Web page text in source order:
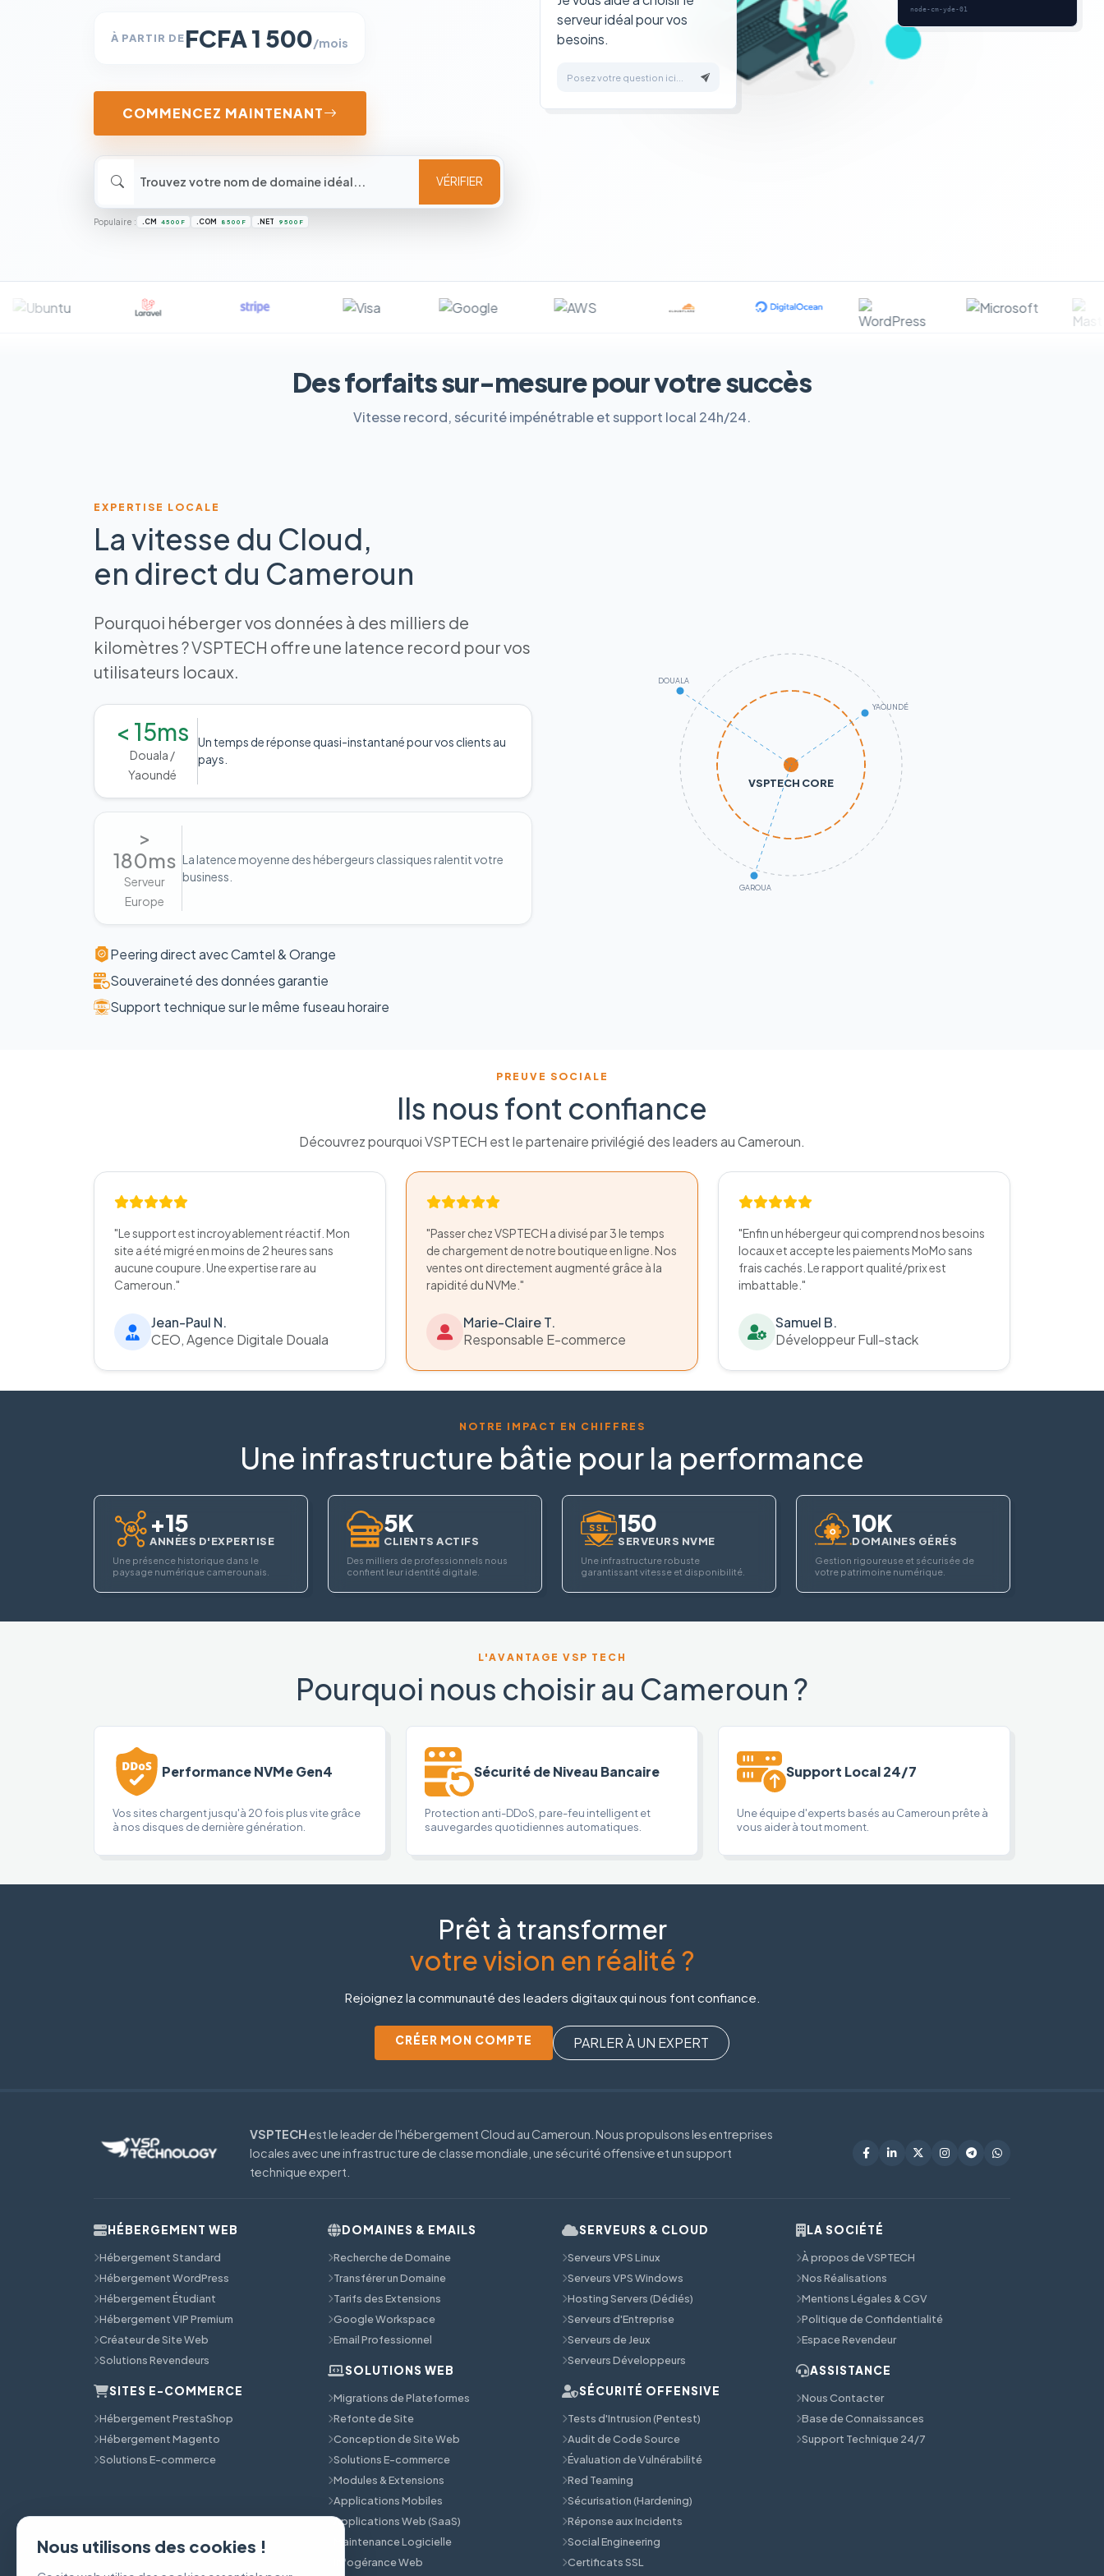
À PARTIR DEFCFA 1 500/mois
COMMENCEZ MAINTENANT
VÉRIFIER
Populaire : .CM 4 500 F .COM 8 500 F .NET 9 500 F
serveur idéal pour vos
besoins.
Posez votre question ici...
node-cm-yde-01
Des forfaits sur-mesure pour votre succès
Vitesse record, sécurité impénétrable et support local 24h/24.
EXPERTISE LOCALE
La vitesse du Cloud,
en direct du Cameroun
Pourquoi héberger vos données à des milliers de
kilomètres ? VSPTECH offre une latence record pour vos
utilisateurs locaux.
< 15ms
Douala /
Yaoundé
Un temps de réponse quasi-instantané pour vos clients au
pays.
>
180ms
Serveur
Europe
La latence moyenne des hébergeurs classiques ralentit votre
business.
Peering direct avec Camtel & Orange
Souveraineté des données garantie
Support technique sur le même fuseau horaire
VSPTECH CORE
DOUALA
YAOUNDÉ
GAROUA
PREUVE SOCIALE
Ils nous font confiance
Découvrez pourquoi VSPTECH est le partenaire privilégié des leaders au Cameroun.
"Le support est incroyablement réactif. Mon
site a été migré en moins de 2 heures sans
aucune coupure. Une expertise rare au
Cameroun."
Jean-Paul N.
CEO, Agence Digitale Douala
"Passer chez VSPTECH a divisé par 3 le temps
de chargement de notre boutique en ligne. Nos
ventes ont directement augmenté grâce à la
rapidité du NVMe."
Marie-Claire T.
Responsable E-commerce
"Enfin un hébergeur qui comprend nos besoins
locaux et accepte les paiements MoMo sans
frais cachés. Le rapport qualité/prix est
imbattable."
Samuel B.
Développeur Full-stack
NOTRE IMPACT EN CHIFFRES
Une infrastructure bâtie pour la performance
+15
ANNÉES D'EXPERTISE
Une présence historique dans le
paysage numérique camerounais.
5K
CLIENTS ACTIFS
Des milliers de professionnels nous
confient leur identité digitale.
150
SERVEURS NVME
Une infrastructure robuste
garantissant vitesse et disponibilité.
10K
DOMAINES GÉRÉS
Gestion rigoureuse et sécurisée de
votre patrimoine numérique.
L'AVANTAGE VSP TECH
Pourquoi nous choisir au Cameroun ?
Performance NVMe Gen4
Vos sites chargent jusqu'à 20 fois plus vite grâce
à nos disques de dernière génération.
Sécurité de Niveau Bancaire
Protection anti-DDoS, pare-feu intelligent et
sauvegardes quotidiennes automatiques.
Support Local 24/7
Une équipe d'experts basés au Cameroun prête à
vous aider à tout moment.
Prêt à transformer
votre vision en réalité ?
Rejoignez la communauté des leaders digitaux qui nous font confiance.
CRÉER MON COMPTE PARLER À UN EXPERT
VSPTECHest le leader de l'hébergement Cloud au Cameroun. Nous propulsons les entreprises
locales avec une infrastructure de classe mondiale, une sécurité offensive et un support
technique expert.
HÉBERGEMENT WEB
Hébergement Standard
Hébergement WordPress
Hébergement Étudiant
Hébergement VIP Premium
Créateur de Site Web
Solutions Revendeurs
SITES E-COMMERCE
Hébergement PrestaShop
Hébergement Magento
Solutions E-commerce
DOMAINES & EMAILS
Recherche de Domaine
Transférer un Domaine
Tarifs des Extensions
Google Workspace
Email Professionnel
SOLUTIONS WEB
Migrations de Plateformes
Refonte de Site
Conception de Site Web
Solutions E-commerce
Modules & Extensions
Applications Mobiles
Applications Web (SaaS)
Maintenance Logicielle
Infogérance Web
SERVEURS & CLOUD
Serveurs VPS Linux
Serveurs VPS Windows
Hosting Servers (Dédiés)
Serveurs d'Entreprise
Serveurs de Jeux
Serveurs Développeurs
SÉCURITÉ OFFENSIVE
Tests d'Intrusion (Pentest)
Audit de Code Source
Évaluation de Vulnérabilité
Red Teaming
Sécurisation (Hardening)
Réponse aux Incidents
Social Engineering
Certificats SSL
LA SOCIÉTÉ
À propos de VSPTECH
Nos Réalisations
Mentions Légales & CGV
Politique de Confidentialité
Espace Revendeur
ASSISTANCE
Nous Contacter
Base de Connaissances
Support Technique 24/7
Nous utilisons des cookies !